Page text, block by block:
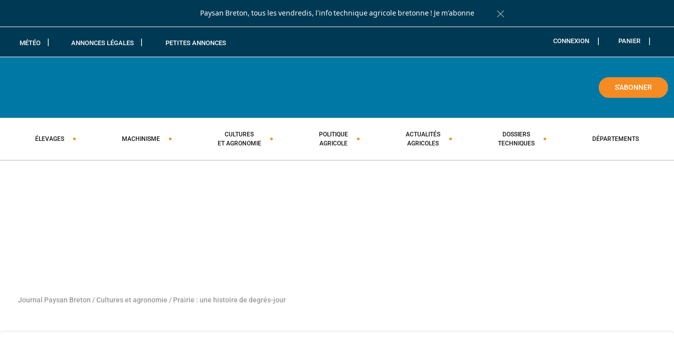
Paysan Breton, tous les vendredis, l'info technique agricole bretonne ! Je m'abonne
Fermer la barre de notification
MÉTÉO ANNONCES LÉGALES PETITES ANNONCES CONNEXION PANIER
S'ABONNER
ÉLEVAGES MACHINISME
CULTURES
ET AGRONOMIE
POLITIQUE
AGRICOLE
ACTUALITÉS
AGRICOLES
DOSSIERS
TECHNIQUES
DÉPARTEMENTS
Journal Paysan Breton /Cultures et agronomie / Prairie : une histoire de degrés-jour